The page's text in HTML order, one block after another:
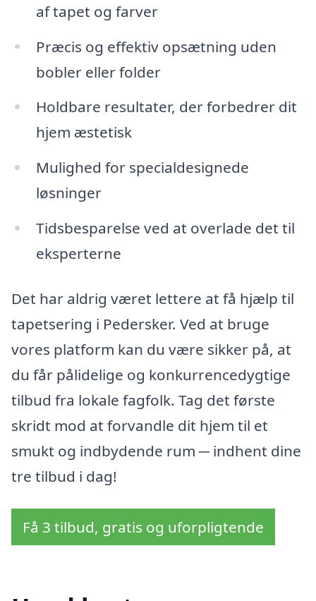
af tapet og farver
Præcis og effektiv opsætning uden
bobler eller folder
Holdbare resultater, der forbedrer dit
hjem æstetisk
Mulighed for specialdesignede
løsninger
Tidsbesparelse ved at overlade det til
eksperterne
Det har aldrig været lettere at få hjælp til
tapetsering i Pedersker. Ved at bruge
vores platform kan du være sikker på, at
du får pålidelige og konkurrencedygtige
tilbud fra lokale fagfolk. Tag det første
skridt mod at forvandle dit hjem til et
smukt og indbydende rum ─ indhent dine
tre tilbud i dag!
Få 3 tilbud, gratis og uforpligtende